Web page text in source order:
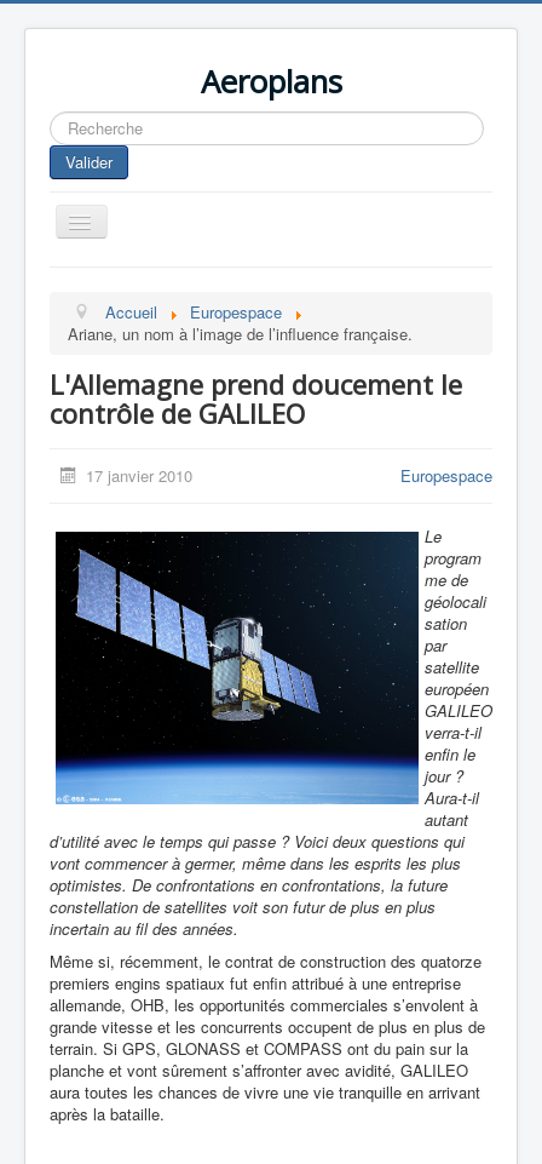
Aeroplans
Rechercher
Valider
Toggle
Navigation
Aviation Commerciale
Aviation Militaire
Drones
Accueil
Europespace
Ariane, un nom à l’image de l’influence française.
L'Allemagne prend doucement le
contrôle de GALILEO
17 janvier 2010 Europespace
Le
program
me de
géolocali
sation
par
satellite
européen
GALILEO
verra-t-il
enfin le
jour ?
Aura-t-il
autant
d’utilité avec le temps qui passe ? Voici deux questions qui
vont commencer à germer, même dans les esprits les plus
optimistes. De confrontations en confrontations, la future
constellation de satellites voit son futur de plus en plus
incertain au fil des années.
Même si, récemment, le contrat de construction des quatorze
premiers engins spatiaux fut enfin attribué à une entreprise
allemande, OHB, les opportunités commerciales s’envolent à
grande vitesse et les concurrents occupent de plus en plus de
terrain. Si GPS, GLONASS et COMPASS ont du pain sur la
planche et vont sûrement s’affronter avec avidité, GALILEO
aura toutes les chances de vivre une vie tranquille en arrivant
après la bataille.